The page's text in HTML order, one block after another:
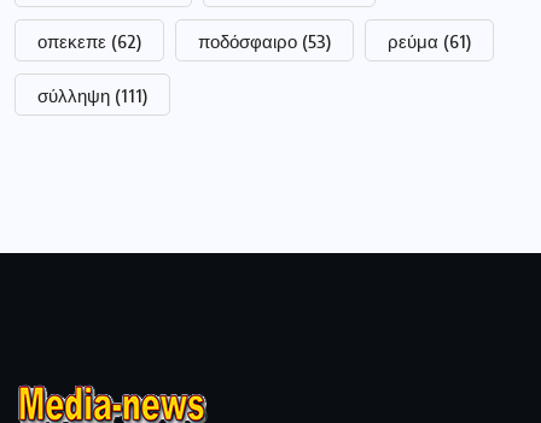
οπεκεπε (62) ποδόσφαιρο (53) ρεύμα (61)
σύλληψη (111)